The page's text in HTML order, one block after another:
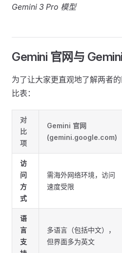
Gemini 3 Pro 模型
Gemini 官网与
为了让大家更直观地了解两者
比表：
对
比
项
Gemini 官网
(gemini.google.com)
访
问
方
式
需海外网络环境，访问
速度受限
语
言
支
多语言（包括中文），
但界面多为英文